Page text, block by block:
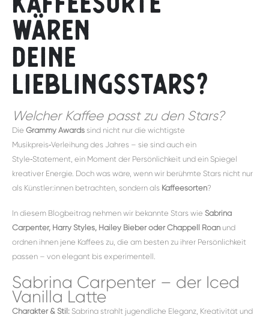
wären
deine
Lieblingsstars?
Welcher Kaffee passt zu den Stars?
Die Grammy Awards sind nicht nur die wichtigste
Musikpreis‑Verleihung des Jahres – sie sind auch ein
Style‑Statement, ein Moment der Persönlichkeit und ein Spiegel
kreativer Energie. Doch was wäre, wenn wir berühmte Stars nicht nur
als Künstler:innen betrachten, sondern als Kaffeesorten?
In diesem Blogbeitrag nehmen wir bekannte Stars wie Sabrina
Carpenter, Harry Styles, Hailey Bieber oder Chappell Roan und
ordnen ihnen jene Kaffees zu, die am besten zu ihrer Persönlichkeit
passen – von elegant bis experimentell.
Sabrina Carpenter – der Iced
Vanilla Latte
Charakter & Stil: Sabrina strahlt jugendliche Eleganz, Kreativität und